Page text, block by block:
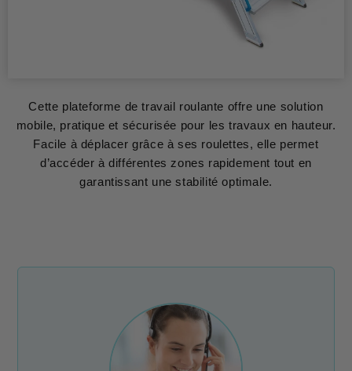
Cette plateforme de travail roulante offre une solution
mobile, pratique et sécurisée pour les travaux en hauteur.
Facile à déplacer grâce à ses roulettes, elle permet
d’accéder à différentes zones rapidement tout en
garantissant une stabilité optimale.